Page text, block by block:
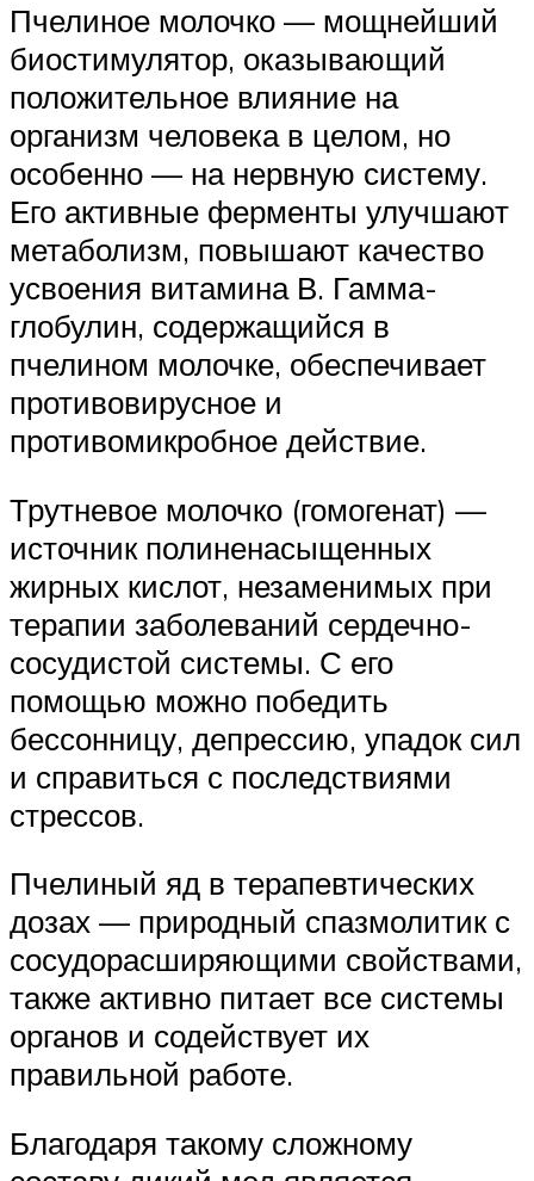
Пчелиное молочко — мощнейший
биостимулятор, оказывающий
положительное влияние на
организм человека в целом, но
особенно — на нервную систему.
Его активные ферменты улучшают
метаболизм, повышают качество
усвоения витамина В. Гамма-
глобулин, содержащийся в
пчелином молочке, обеспечивает
противовирусное и
противомикробное действие.
Трутневое молочко (гомогенат) —
источник полиненасыщенных
жирных кислот, незаменимых при
терапии заболеваний сердечно-
сосудистой системы. С его
помощью можно победить
бессонницу, депрессию, упадок сил
и справиться с последствиями
стрессов.
Пчелиный яд в терапевтических
дозах — природный спазмолитик с
сосудорасширяющими свойствами,
также активно питает все системы
органов и содействует их
правильной работе.
Благодаря такому сложному